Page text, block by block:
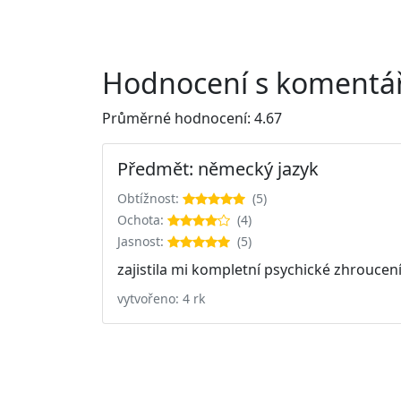
Hodnocení s
Průměrné hodnocení: 4.67
Předmět: německý jazyk
Obtížnost:
(5)
Ochota:
(4)
Jasnost:
(5)
zajistila mi kompletní psychické zhroucení
vytvořeno: 4 rk